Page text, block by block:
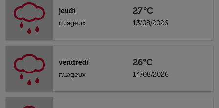
jeudi
nuageux
27°C
13/08/2026
vendredi
nuageux
26°C
14/08/2026